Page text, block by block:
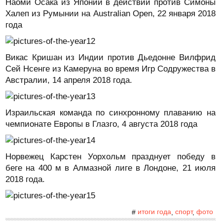
Наоми Осака из Японии в действии против Симоны
Халеп из Румынии на Australian Open, 22 января 2018
года
Викас Кришан из Индии против Дьедонне Вилфрид
Сей Нсенге из Камеруна во время Игр Содружества в
Австралии, 14 апреля 2018 года.
Израильская команда по синхронному плаванию на
чемпионате Европы в Глазго, 4 августа 2018 года
Норвежец Карстен Уорхольм празднует победу в
беге на 400 м в Алмазной лиге в Лондоне, 21 июля
2018 года.
# итоги года, спорт, фото